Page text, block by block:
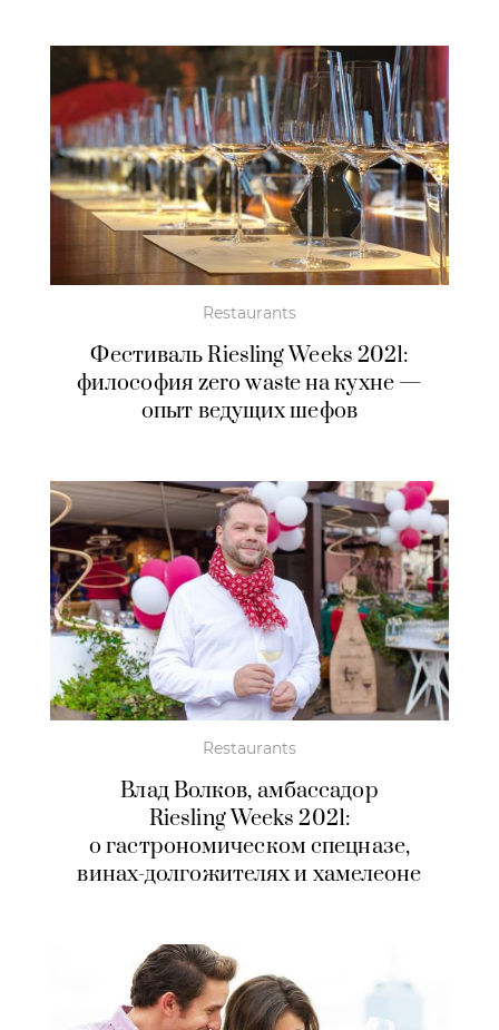
Restaurants
Фестиваль Riesling Weeks 2021:
философия zero waste на кухне —
опыт ведущих шефов
Restaurants
Влад Волков, амбассадор
Riesling Weeks 2021:
о гастрономическом спецназе,
винах-долгожителяхи хамелеоне